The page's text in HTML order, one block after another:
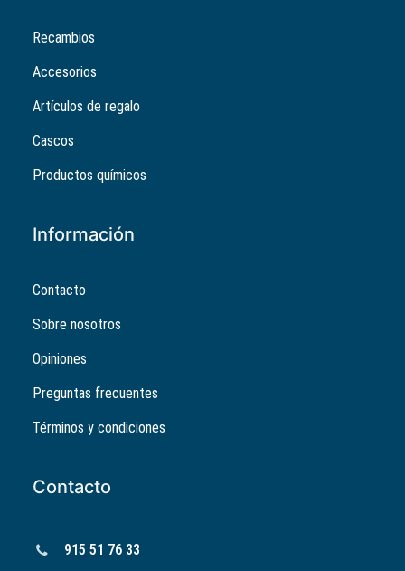
Recambios
Accesorios
Artículos de regalo
Cascos
Productos químicos
Información
Contacto
Sobre nosotros
Opiniones
Preguntas frecuentes
Términos y condiciones
Contacto
915 51 76 33